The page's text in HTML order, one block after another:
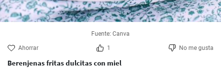
Fuente: Canva
Ahorrar 1 No me gusta
Berenjenas fritas dulcitas con miel